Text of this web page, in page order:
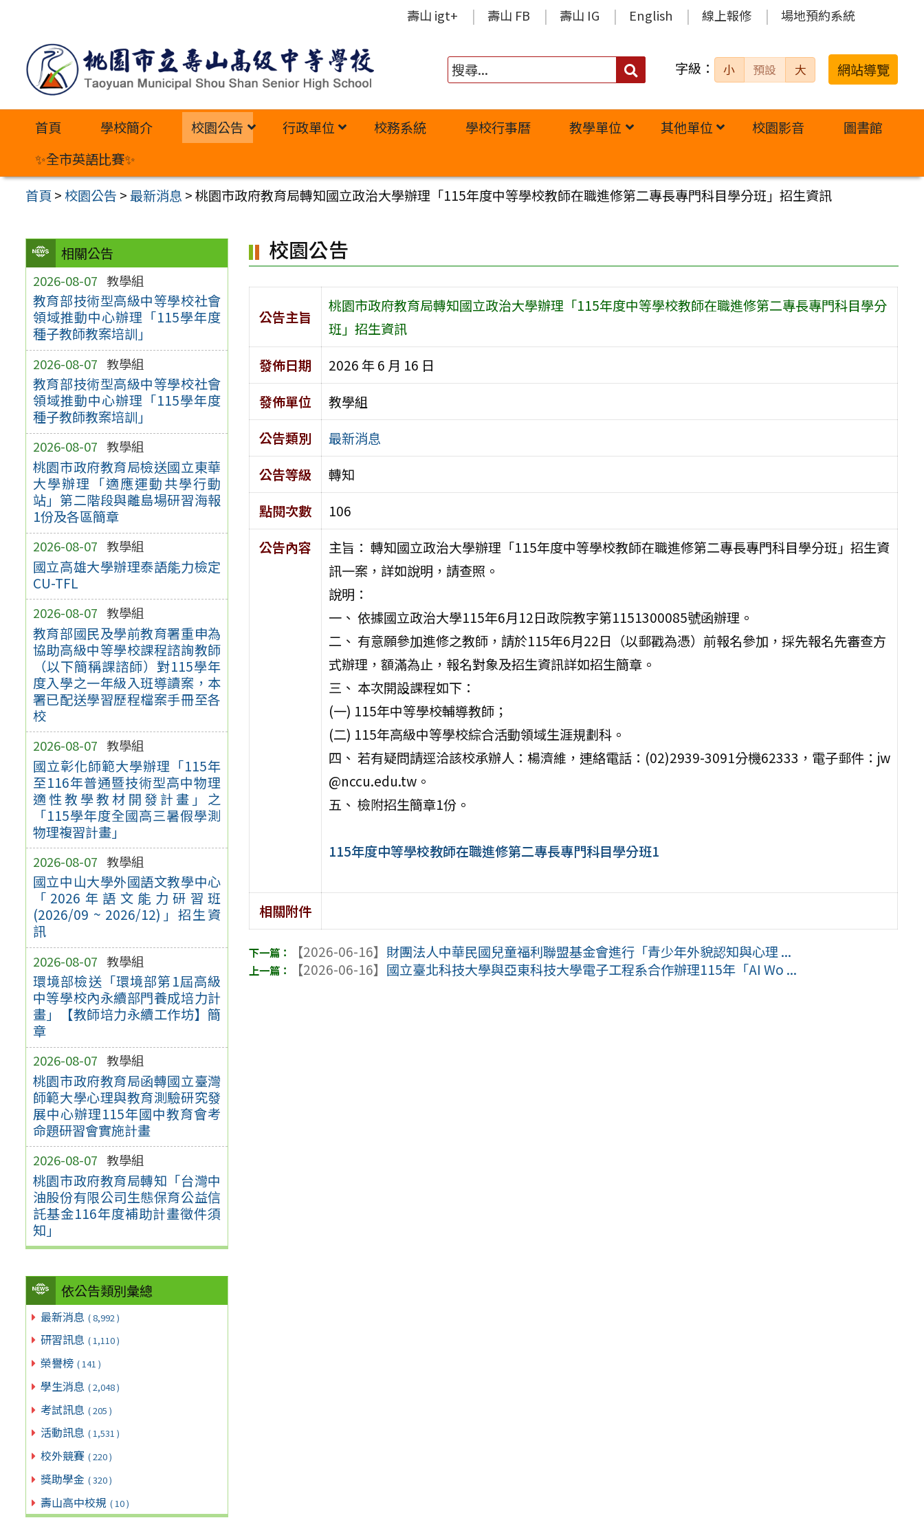
內
壽山 igt+ 壽山 FB 壽山 IG English 線上報修 場地預約系統
搜
字級： 小 預設 大 網站導覽
首頁 學校簡介 校園公告 行政單位 校務系統 學校行事曆 教學單位 其他單位 校園影音
圖書館
✨全市英語比賽✨
首頁 >校園公告 >最新消息 >桃園市政府教育局轉知國立政治大學辦理「115年度中等學校教師在職進修第二專長專門科目學分班」招生資訊
相關公告
2026-08-07 教學組
教育部技術型高級中等學校社會
領域推動中心辦理「115學年度
種子教師教案培訓」
2026-08-07 教學組
教育部技術型高級中等學校社會
領域推動中心辦理「115學年度
種子教師教案培訓」
2026-08-07 教學組
桃園市政府教育局檢送國立東華
大學辦理「適應運動共學行動
站」第二階段與離島場研習海報
1份及各區簡章
2026-08-07 教學組
國立高雄大學辦理泰語能力檢定
CU-TFL
2026-08-07 教學組
教育部國民及學前教育署重申為
協助高級中等學校課程諮詢教師
（以下簡稱課諮師）對115學年
度入學之一年級入班導讀案，本
署已配送學習歷程檔案手冊至各
校
2026-08-07 教學組
國立彰化師範大學辦理「115年
至116年普通暨技術型高中物理
適性教學教材開發計畫」之
「115學年度全國高三暑假學測
物理複習計畫」
2026-08-07 教學組
國立中山大學外國語文教學中心
「2026年語文能力研習班
(2026/09 ~ 2026/12)」招生資
訊
2026-08-07 教學組
環境部檢送「環境部第1屆高級
中等學校內永續部門養成培力計
畫」【教師培力永續工作坊】簡
章
2026-08-07 教學組
桃園市政府教育局函轉國立臺灣
師範大學心理與教育測驗研究發
展中心辦理115年國中教育會考
命題研習會實施計畫
2026-08-07 教學組
桃園市政府教育局轉知「台灣中
油股份有限公司生態保育公益信
託基金116年度補助計畫徵件須
知」
依公告類別彙總
最新消息 ( 8,992 )
研習訊息 ( 1,110 )
榮譽榜 ( 141 )
學生消息 ( 2,048 )
考試訊息 ( 205 )
活動訊息 ( 1,531 )
校外競賽 ( 220 )
獎助學金 ( 320 )
壽山高中校規 ( 10 )
校園公告
公告主旨
桃園市政府教育局轉知國立政治大學辦理「115年度中等學校教師在職進修第二專長專門科目學分
班」招生資訊
發佈日期
2026 年 6 月 16 日
發佈單位
教學組
公告類別
最新消息
公告等級
轉知
點閱次數
106
公告內容
主旨： 轉知國立政治大學辦理「115年度中等學校教師在職進修第二專長專門科目學分班」招生資
訊一案，詳如說明，請查照。
說明：
一、 依據國立政治大學115年6月12日政院教字第1151300085號函辦理。
二、 有意願參加進修之教師，請於115年6月22日（以郵戳為憑）前報名參加，採先報名先審查方
式辦理，額滿為止，報名對象及招生資訊詳如招生簡章。
三、 本次開設課程如下：
(一) 115年中等學校輔導教師；
(二) 115年高級中等學校綜合活動領域生涯規劃科。
四、 若有疑問請逕洽該校承辦人：楊濟維，連絡電話：(02)2939-3091分機62333，電子郵件：jw
@nccu.edu.tw。
五、 檢附招生簡章1份。
115年度中等學校教師在職進修第二專長專門科目學分班1
相關附件
【2026-06-16】 財團法人中華民國兒童福利聯盟基金會進行「青少年外貌認知與心理 ...
【2026-06-16】 國立臺北科技大學與亞東科技大學電子工程系合作辦理115年「AI Wo ...